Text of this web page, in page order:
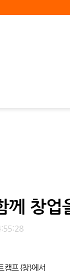
께 창
프 {창}에서